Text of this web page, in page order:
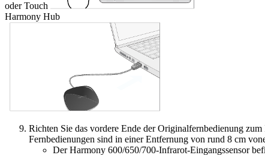
oder Touch
Harmony Hub
Richten Sie das vordere Ende der Originalfernbedienung
Fernbedienungen sind in einer Entfernung von rund 8 cm
Der Harmony 600/650/700-Infrarot-Eingangssensor